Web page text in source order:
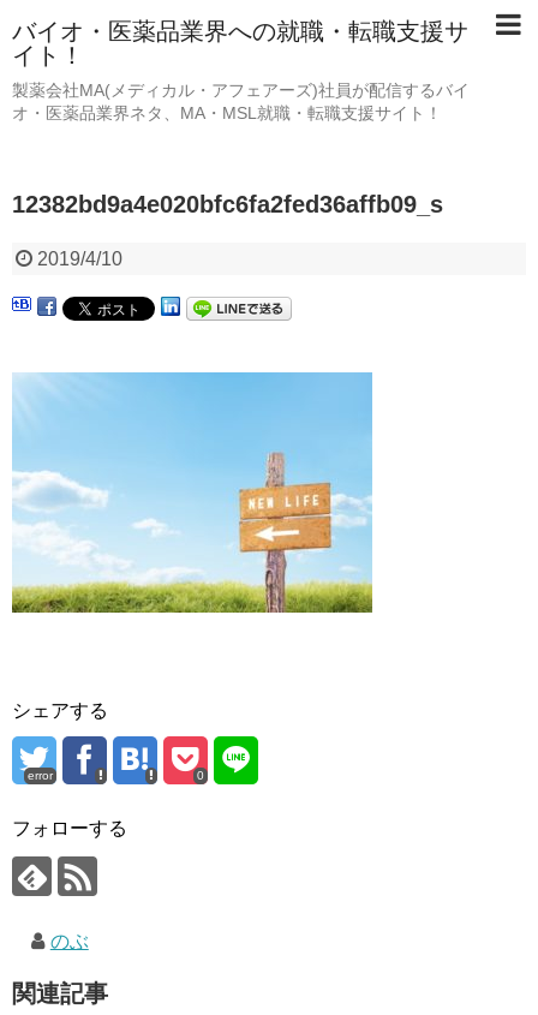
バイオ・医薬品業界への就職・転職支援サ
イト！
製薬会社MA(メディカル・アフェアーズ)社員が配信するバイ
オ・医薬品業界ネタ、MA・MSL就職・転職支援サイト！
12382bd9a4e020bfc6fa2fed36affb09_s
2019/4/10
シェアする
error 0
フォローする
のぶ
関連記事